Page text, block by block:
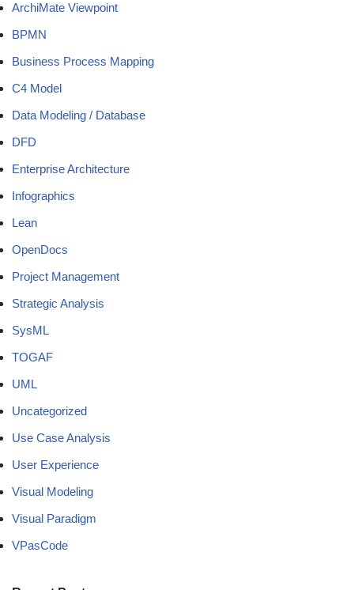
ArchiMate Viewpoint
BPMN
Business Process Mapping
C4 Model
Data Modeling / Database
DFD
Enterprise Architecture
Infographics
Lean
OpenDocs
Project Management
Strategic Analysis
SysML
TOGAF
UML
Uncategorized
Use Case Analysis
User Experience
Visual Modeling
Visual Paradigm
VPasCode